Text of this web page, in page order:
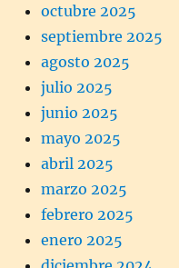
octubre 2025
septiembre 2025
agosto 2025
julio 2025
junio 2025
mayo 2025
abril 2025
marzo 2025
febrero 2025
enero 2025